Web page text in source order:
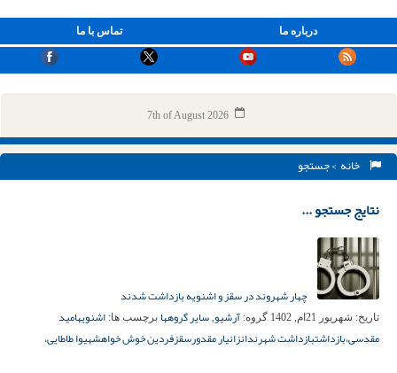
تماس با ما درباره ما
7th of August 2026
خانه > جستجو
نتایج جستجو ...
چهار شهروند در سقز و اشنویه بازداشت شدند
تاریخ: شهریور 21ام, 1402 گروه: آرشیو, سایر گروهها برچسب ها: اشنویهامید
مقدسی،بازداشتبازداشت شهرندانزانیار مقدورسقزفردین خوش خواهشهیوا طاطایی،